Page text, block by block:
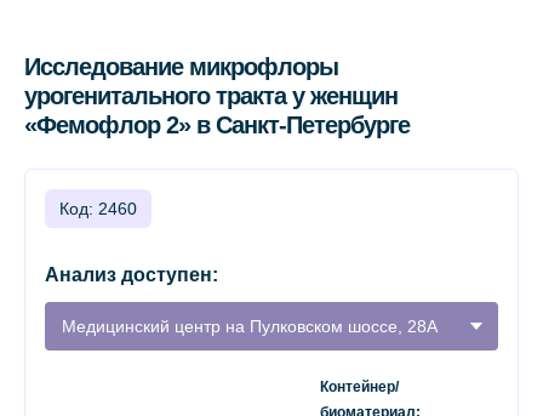
Исследование микрофлоры
урогенитального тракта у женщин
«Фемофлор 2» в Санкт-Петербурге
Код: 2460
Анализ доступен:
Медицинский центр на Пулковском шоссе, 28А
Контейнер/
биоматериал: